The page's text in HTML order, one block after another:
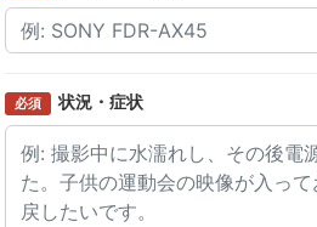
必須 状況・症状